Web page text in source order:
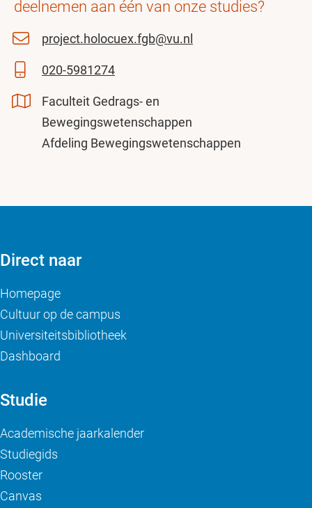
deelnemen aan één van onze studies?
project.holocuex.fgb@vu.nl
020-5981274
Faculteit Gedrags- en
Bewegingswetenschappen
Afdeling Bewegingswetenschappen
Direct naar
Homepage
Cultuur op de campus
Universiteitsbibliotheek
Dashboard
Studie
Academische jaarkalender
Studiegids
Rooster
Canvas